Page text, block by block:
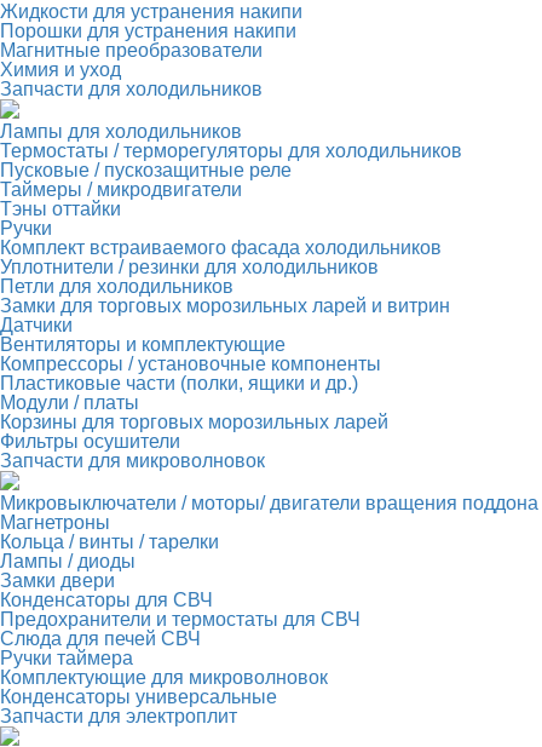
Жидкости для устранения накипи
Порошки для устранения накипи
Магнитные преобразователи
Химия и уход
Запчасти для холодильников
Лампы для холодильников
Термостаты / терморегуляторы для холодильников
Пусковые / пускозащитные реле
Таймеры / микродвигатели
Тэны оттайки
Ручки
Комплект встраиваемого фасада холодильников
Уплотнители / резинки для холодильников
Петли для холодильников
Замки для торговых морозильных ларей и витрин
Датчики
Вентиляторы и комплектующие
Компрессоры / установочные компоненты
Пластиковые части (полки, ящики и др.)
Модули / платы
Корзины для торговых морозильных ларей
Фильтры осушители
Запчасти для микроволновок
Микровыключатели / моторы/ двигатели вращения поддона
Магнетроны
Кольца / винты / тарелки
Лампы / диоды
Замки двери
Конденсаторы для СВЧ
Предохранители и термостаты для СВЧ
Слюда для печей СВЧ
Ручки таймера
Комплектующие для микроволновок
Конденсаторы универсальные
Запчасти для электроплит